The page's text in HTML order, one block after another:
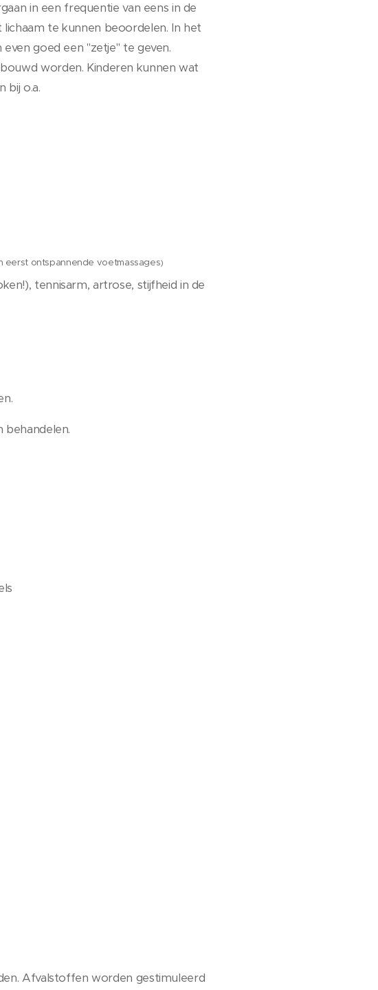
in een frequentie van eens in de
te kunnen beoordelen. In het
goed een "zetje" te geven.
worden. Kinderen kunnen wat
bij o.a.
eerst ontspannende voetmassages)
tennisarm, artrose, stijfheid in de
behandelen.
Afvalstoffen worden gestimuleerd